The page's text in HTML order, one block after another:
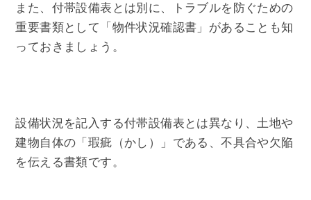
また、付帯設備表とは別に、トラブルを防ぐための
重要書類として「物件状況確認書」があることも知
っておきましょう。
設備状況を記入する付帯設備表とは異なり、土地や
建物自体の「瑕疵（かし）」である、不具合や欠陥
を伝える書類です。